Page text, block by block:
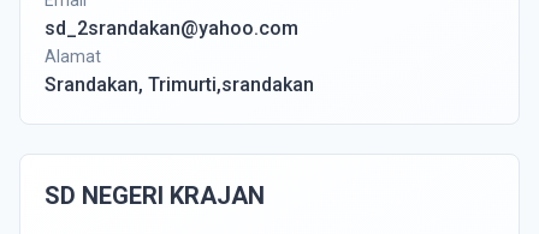
sd_2srandakan@yahoo.com
Alamat
Srandakan, Trimurti,srandakan
SD NEGERI KRAJAN